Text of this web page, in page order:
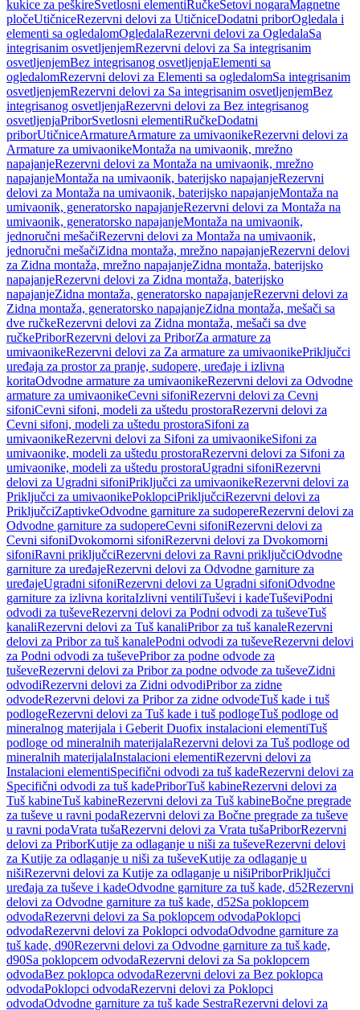
kukice za peškireSvetlosni elementiRučkeSetovi nogaraMagnetne
pločeUtičniceRezervni delovi za UtičniceDodatni priborOgledala i
elementi sa ogledalomOgledalaRezervni delovi za OgledalaSa
integrisanim osvetljenjemRezervni delovi za Sa integrisanim
osvetljenjemBez integrisanog osvetljenjaElementi sa
ogledalomRezervni delovi za Elementi sa ogledalomSa integrisanim
osvetljenjemRezervni delovi za Sa integrisanim osvetljenjemBez
integrisanog osvetljenjaRezervni delovi za Bez integrisanog
osvetljenjaPriborSvetlosni elementiRučkeDodatni
priborUtičniceArmatureArmature za umivaonikeRezervni delovi za
Armature za umivaonikeMontaža na umivaonik, mrežno
napajanjeRezervni delovi za Montaža na umivaonik, mrežno
napajanjeMontaža na umivaonik, baterijsko napajanjeRezervni
delovi za Montaža na umivaonik, baterijsko napajanjeMontaža na
umivaonik, generatorsko napajanjeRezervni delovi za Montaža na
umivaonik, generatorsko napajanjeMontaža na umivaonik,
jednoručni mešačiRezervni delovi za Montaža na umivaonik,
jednoručni mešačiZidna montaža, mrežno napajanjeRezervni delovi
za Zidna montaža, mrežno napajanjeZidna montaža, baterijsko
napajanjeRezervni delovi za Zidna montaža, baterijsko
napajanjeZidna montaža, generatorsko napajanjeRezervni delovi za
Zidna montaža, generatorsko napajanjeZidna montaža, mešači sa
dve ručkeRezervni delovi za Zidna montaža, mešači sa dve
ručkePriborRezervni delovi za PriborZa armature za
umivaonikeRezervni delovi za Za armature za umivaonikePriključci
uređaja za prostor za pranje, sudopere, uređaje i izlivna
koritaOdvodne armature za umivaonikeRezervni delovi za Odvodne
armature za umivaonikeCevni sifoniRezervni delovi za Cevni
sifoniCevni sifoni, modeli za uštedu prostoraRezervni delovi za
Cevni sifoni, modeli za uštedu prostoraSifoni za
umivaonikeRezervni delovi za Sifoni za umivaonikeSifoni za
umivaonike, modeli za uštedu prostoraRezervni delovi za Sifoni za
umivaonike, modeli za uštedu prostoraUgradni sifoniRezervni
delovi za Ugradni sifoniPriključci za umivaonikeRezervni delovi za
Priključci za umivaonikePoklopciPriključciRezervni delovi za
PriključciZaptivkeOdvodne garniture za sudopereRezervni delovi za
Odvodne garniture za sudopereCevni sifoniRezervni delovi za
Cevni sifoniDvokomorni sifoniRezervni delovi za Dvokomorni
sifoniRavni priključciRezervni delovi za Ravni priključciOdvodne
garniture za uređajeRezervni delovi za Odvodne garniture za
uređajeUgradni sifoniRezervni delovi za Ugradni sifoniOdvodne
garniture za izlivna koritaIzlivni ventiliTuševi i kadeTuševiPodni
odvodi za tuševeRezervni delovi za Podni odvodi za tuševeTuš
kanaliRezervni delovi za Tuš kanaliPribor za tuš kanaleRezervni
delovi za Pribor za tuš kanalePodni odvodi za tuševeRezervni delovi
za Podni odvodi za tuševePribor za podne odvode za
tuševeRezervni delovi za Pribor za podne odvode za tuševeZidni
odvodiRezervni delovi za Zidni odvodiPribor za zidne
odvodeRezervni delovi za Pribor za zidne odvodeTuš kade i tuš
podlogeRezervni delovi za Tuš kade i tuš podlogeTuš podloge od
mineralnog materijala i Geberit Duofix instalacioni elementiTuš
podloge od mineralnih materijalaRezervni delovi za Tuš podloge od
mineralnih materijalaInstalacioni elementiRezervni delovi za
Instalacioni elementiSpecifični odvodi za tuš kadeRezervni delovi za
Specifični odvodi za tuš kadePriborTuš kabineRezervni delovi za
Tuš kabineTuš kabineRezervni delovi za Tuš kabineBočne pregrade
za tuševe u ravni podaRezervni delovi za Bočne pregrade za tuševe
u ravni podaVrata tušaRezervni delovi za Vrata tušaPriborRezervni
delovi za PriborKutije za odlaganje u niši za tuševeRezervni delovi
za Kutije za odlaganje u niši za tuševeKutije za odlaganje u
nišiRezervni delovi za Kutije za odlaganje u nišiPriborPriključci
uređaja za tuševe i kadeOdvodne garniture za tuš kade, d52Rezervni
delovi za Odvodne garniture za tuš kade, d52Sa poklopcem
odvodaRezervni delovi za Sa poklopcem odvodaPoklopci
odvodaRezervni delovi za Poklopci odvodaOdvodne garniture za
tuš kade, d90Rezervni delovi za Odvodne garniture za tuš kade,
d90Sa poklopcem odvodaRezervni delovi za Sa poklopcem
odvodaBez poklopca odvodaRezervni delovi za Bez poklopca
odvodaPoklopci odvodaRezervni delovi za Poklopci
odvodaOdvodne garniture za tuš kade SestraRezervni delovi za